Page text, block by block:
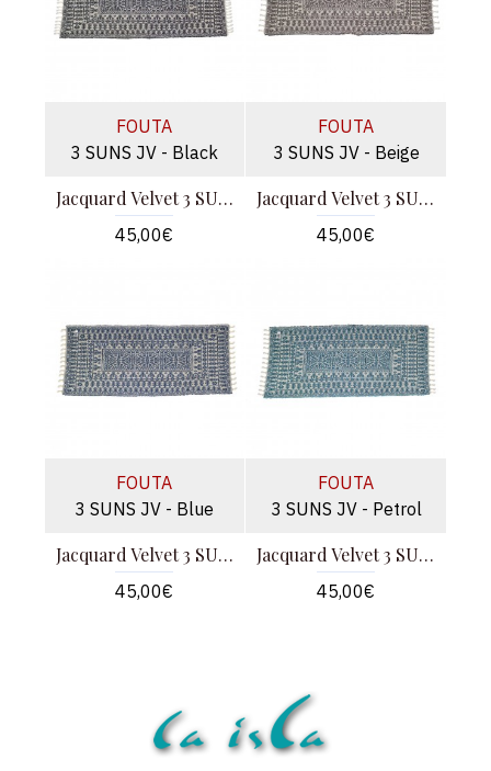
FOUTA
3 SUNS JV - Black
Jacquard Velvet 3 SUNS - Μαύρο
45,00€
FOUTA
3 SUNS JV - Beige
Jacquard Velvet 3 SUNS - Μπεζ
45,00€
FOUTA
3 SUNS JV - Blue
Jacquard Velvet 3 SUNS - Μπλε
45,00€
FOUTA
3 SUNS JV - Petrol
Jacquard Velvet 3 SUNS - Πετρόλ
45,00€